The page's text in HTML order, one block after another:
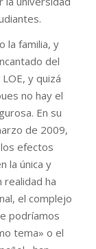
la familia, y
del
y quizá
no hay el
En su
de 2009,
efectos
la única y
realidad ha
el complejo
podríamos
tema» o el